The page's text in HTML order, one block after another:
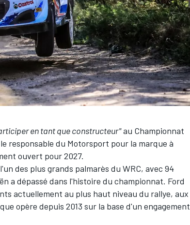
en tant que constructeur"au Championnat
responsable du Motorsport pour la marque à
ouvert pour 2027.
des plus grands palmarès du WRC, avec 94
a dépassé dans l'histoire du championnat. Ford
actuellement au plus haut niveau du rallye, aux
opère depuis 2013 sur la base d'un engagement